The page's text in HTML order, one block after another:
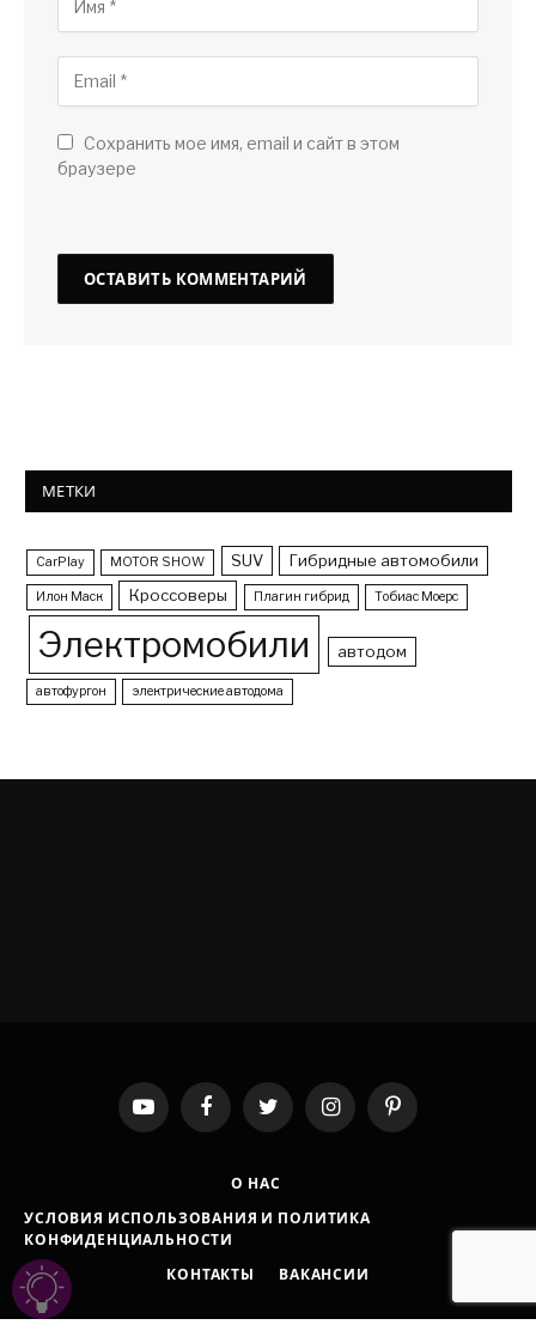
Сохранить мое имя, email и сайт в этом
браузере
МЕТКИ
CarPlay MOTOR SHOW SUV Гибридные автомобили
Илон Маск Кроссоверы Плагин гибрид Тобиас Моерс
Электромобили автодом
автофургон электрические автодома
YouTubeFacebookTwitter InstagramPinterest
О НАС
УСЛОВИЯ ИСПОЛЬЗОВАНИЯ И ПОЛИТИКА
КОНФИДЕНЦИАЛЬНОСТИ
КОНТАКТЫ
ВАКАНСИИ